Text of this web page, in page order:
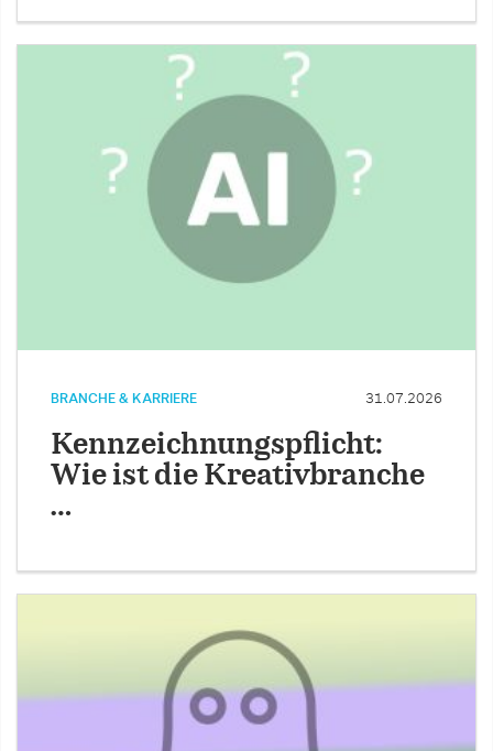
BRANCHE & KARRIERE 31.07.2026
Kennzeichnungspflicht:
Wie ist die Kreativbranche
…